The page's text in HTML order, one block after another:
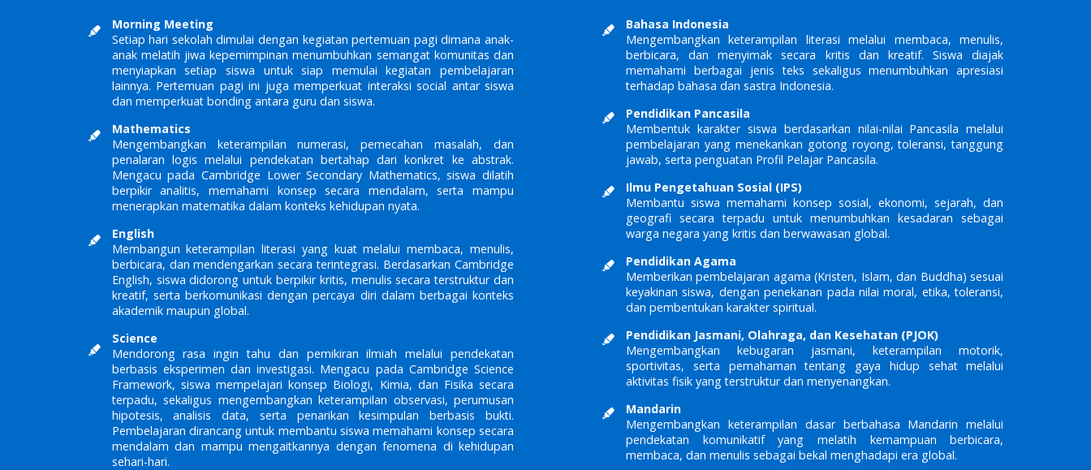
Morning Meeting
Setiap hari sekolah dimulai dengan kegiatan pertemuan pagi dimana anak-
anak melatih jiwa kepemimpinan menumbuhkan semangat komunitas dan
menyiapkan setiap siswa untuk siap memulai kegiatan pembelajaran
lainnya. Pertemuan pagi ini juga memperkuat interaksi social antar siswa
dan memperkuat bonding antara guru dan siswa.
Mathematics
Mengembangkan keterampilan numerasi, pemecahan masalah, dan
penalaran logis melalui pendekatan bertahap dari konkret ke abstrak.
Mengacu pada Cambridge Lower Secondary Mathematics, siswa dilatih
berpikir analitis, memahami konsep secara mendalam, serta mampu
menerapkan matematika dalam konteks kehidupan nyata.
English
Membangun keterampilan literasi yang kuat melalui membaca, menulis,
berbicara, dan mendengarkan secara terintegrasi. Berdasarkan Cambridge
English, siswa didorong untuk berpikir kritis, menulis secara terstruktur dan
kreatif, serta berkomunikasi dengan percaya diri dalam berbagai konteks
akademik maupun global.
Science
Mendorong rasa ingin tahu dan pemikiran ilmiah melalui pendekatan
berbasis eksperimen dan investigasi. Mengacu pada Cambridge Science
Framework, siswa mempelajari konsep Biologi, Kimia, dan Fisika secara
terpadu, sekaligus mengembangkan keterampilan observasi, perumusan
hipotesis, analisis data, serta penarikan kesimpulan berbasis bukti.
Pembelajaran dirancang untuk membantu siswa memahami konsep secara
mendalam dan mampu mengaitkannya dengan fenomena di kehidupan
sehari-hari.
Bahasa Indonesia
Mengembangkan keterampilan literasi melalui membaca, menulis,
berbicara, dan menyimak secara kritis dan kreatif. Siswa diajak
memahami berbagai jenis teks sekaligus menumbuhkan apresiasi
terhadap bahasa dan sastra Indonesia.
Pendidikan Pancasila
Membentuk karakter siswa berdasarkan nilai-nilai Pancasila melalui
pembelajaran yang menekankan gotong royong, toleransi, tanggung
jawab, serta penguatan Profil Pelajar Pancasila.
Ilmu Pengetahuan Sosial (IPS)
Membantu siswa memahami konsep sosial, ekonomi, sejarah, dan
geografi secara terpadu untuk menumbuhkan kesadaran sebagai
warga negara yang kritis dan berwawasan global.
Pendidikan Agama
Memberikan pembelajaran agama (Kristen, Islam, dan Buddha) sesuai
keyakinan siswa, dengan penekanan pada nilai moral, etika, toleransi,
dan pembentukan karakter spiritual.
Pendidikan Jasmani, Olahraga, dan Kesehatan (PJOK)
Mengembangkan kebugaran jasmani, keterampilan motorik,
sportivitas, serta pemahaman tentang gaya hidup sehat melalui
aktivitas fisik yang terstruktur dan menyenangkan.
Mandarin
Mengembangkan keterampilan dasar berbahasa Mandarin melalui
pendekatan komunikatif yang melatih kemampuan berbicara,
membaca, dan menulis sebagai bekal menghadapi era global.